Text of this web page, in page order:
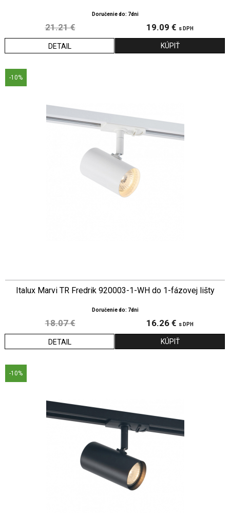
Doručenie do: 7dni
21.21 € 19.09 € s DPH
DETAIL
-10%
Italux Marvi TR Fredrik 920003-1-WH do 1-fázovej lišty
Doručenie do: 7dni
18.07 € 16.26 € s DPH
DETAIL
-10%